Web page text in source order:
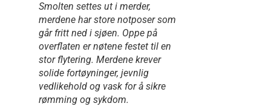
Smolten settes ut i merder,
merdene har store notposer som
går fritt ned i sjøen. Oppe på
overflaten er nøtene festet til en
stor flytering. Merdene krever
solide fortøyninger, jevnlig
vedlikehold og vask for å sikre
rømming og sykdom.